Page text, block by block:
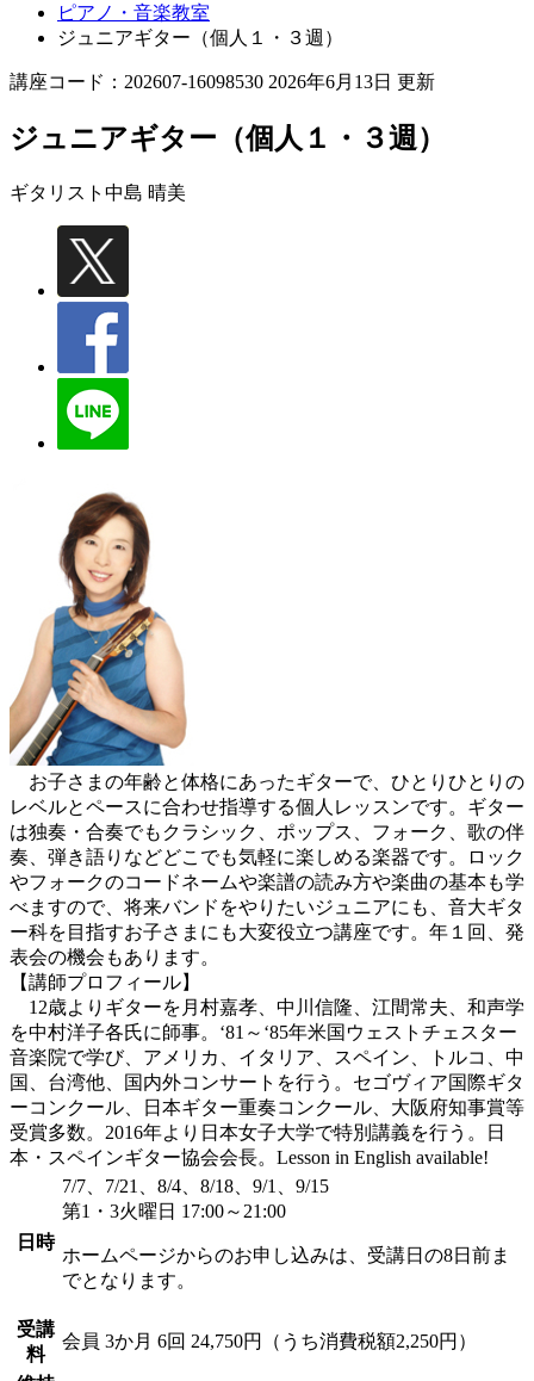
ピアノ・音楽教室
ジュニアギター（個人１・３週）
講座コード：202607-16098530 2026年6月13日 更新
ジュニアギター（個人１・３週）
ギタリスト 中島 晴美
お子さまの年齢と体格にあったギターで、ひとりひとりの
レベルとペースに合わせ指導する個人レッスンです。ギター
は独奏・合奏でもクラシック、ポップス、フォーク、歌の伴
奏、弾き語りなどどこでも気軽に楽しめる楽器です。ロック
やフォークのコードネームや楽譜の読み方や楽曲の基本も学
べますので、将来バンドをやりたいジュニアにも、音大ギタ
ー科を目指すお子さまにも大変役立つ講座です。年１回、発
表会の機会もあります。
【講師プロフィール】
12歳よりギターを月村嘉孝、中川信隆、江間常夫、和声学
を中村洋子各氏に師事。‘81～‘85年米国ウェストチェスター
音楽院で学び、アメリカ、イタリア、スペイン、トルコ、中
国、台湾他、国内外コンサートを行う。セゴヴィア国際ギタ
ーコンクール、日本ギター重奏コンクール、大阪府知事賞等
受賞多数。2016年より日本女子大学で特別講義を行う。日
本・スペインギター協会会長。Lesson in English available!
日時
7/7、7/21、8/4、8/18、9/1、9/15
第1・3火曜日 17:00～21:00
ホームページからのお申し込みは、受講日の8日前ま
でとなります。
受講
料
会員 3か月 6回 24,750円（うち消費税額2,250円）